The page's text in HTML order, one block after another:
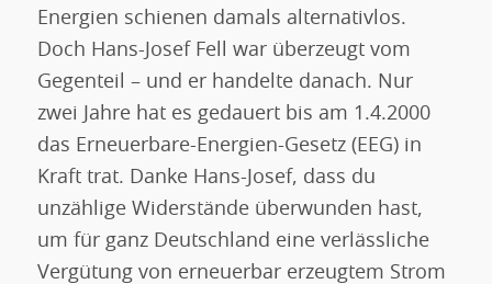
Energien schienen damals alternativlos.
Doch Hans-Josef Fell war überzeugt vom
Gegenteil – und er handelte danach. Nur
zwei Jahre hat es gedauert bis am 1.4.2000
das Erneuerbare-Energien-Gesetz (EEG) in
Kraft trat. Danke Hans-Josef, dass du
unzählige Widerstände überwunden hast,
um für ganz Deutschland eine verlässliche
Vergütung von erneuerbar erzeugtem Strom